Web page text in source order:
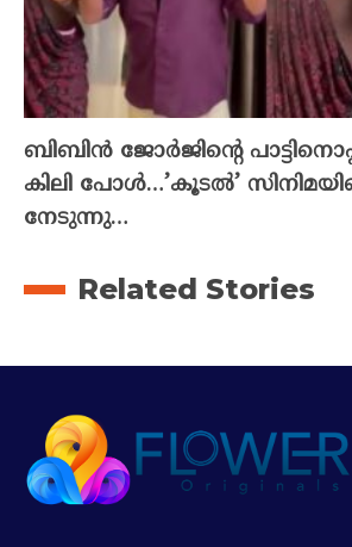
ബിബിൻ ജോർജിന്റെ
കിലി പോൾ…’കൂടൽ’
നേടുന്നു…
Related Stories